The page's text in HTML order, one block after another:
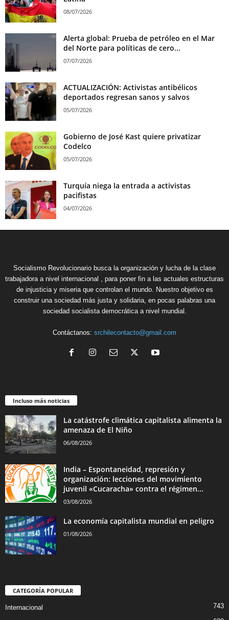
08/07/2026
Alerta global: Prueba de petróleo en el Mar
del Norte para políticas de cero...
07/07/2026
ACTUALIZACIÓN: Activistas antibélicos
deportados regresan sanos y salvos
05/07/2026
Gobierno de José Kast quiere privatizar
Codelco
05/07/2026
Turquía niega la entrada a activistas
pacifistas
04/07/2026
Socialismo Revolucionario busca la organización y lucha de la clase
trabajadora a nivel internacional , para poner fin a las actuales estructuras
de injusticia y miseria que controlan el mundo. Nuestro objetivo es
construir una sociedad más justa y solidaria, en pocas palabras una
sociedad socialista democrática a nivel mundial.
Contáctanos: srchilecontacto@gmail.com
Incluso más noticias
La catástrofe climática capitalista alimenta la
amenaza de El Niño
06/08/2026
India – Espontaneidad, represión y
organización: lecciones del movimiento
juvenil «Cucaracha» contra el régimen...
03/08/2026
La economía capitalista mundial en peligro
01/08/2026
CATEGORÍA POPULAR
Internacional 743